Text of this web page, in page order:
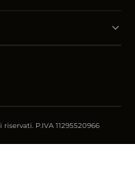
P.IVA 11295520966